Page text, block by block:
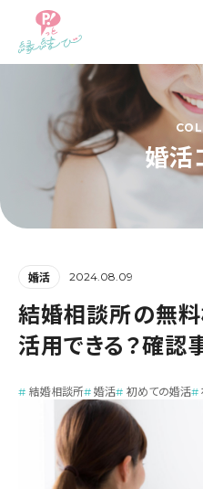
婚活
婚活 2024.08.09
結婚相談所の無
活用できる？確認
結婚相談所 婚活 初めての婚活